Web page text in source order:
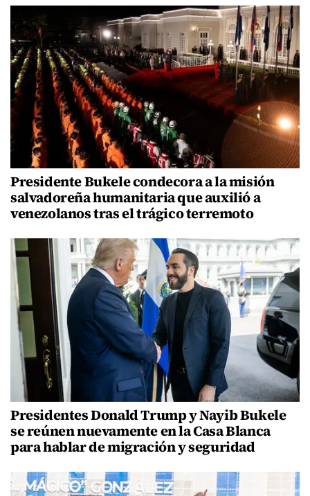
Presidente Bukele condecora a la misión
salvadoreña humanitaria que auxilió a
venezolanos tras el trágico terremoto
Presidentes Donald Trump y Nayib Bukele
se reúnen nuevamente en la Casa Blanca
para hablar de migración y seguridad